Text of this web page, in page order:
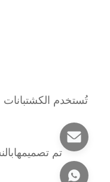
تُستخدم الكشتبانات
تم تصميمها